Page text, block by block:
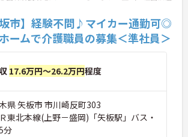
坂市】経験不問♪マイカー通勤可◎
ームで介護職員の募集＜準社員＞
17.6万円～26.2万円程度
県 矢板市 市川崎反町303
東北本線(上野－盛岡)「矢板駅」バス・
分